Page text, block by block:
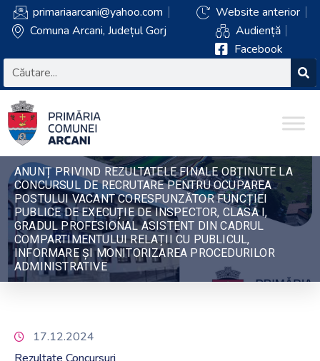
primariaarcani@yahoo.com
Comuna Arcani, Județul Gorj
Website anterior
Audiență
Facebook
ANUNȚ PRIVIND REZULTATELE FINALE OBȚINUTE LA
CONCURSUL DE RECRUTARE PENTRU OCUPAREA
POSTULUI VACANT CORESPUNZĂTOR FUNCȚIEI
PUBLICE DE EXECUȚIE DE INSPECTOR, CLASA I,
GRADUL PROFESIONAL ASISTENT DIN CADRUL
COMPARTIMENTULUI RELAȚII CU PUBLICUL,
INFORMARE ȘI MONITORIZAREA PROCEDURILOR
ADMINISTRATIVE
17.12.2024